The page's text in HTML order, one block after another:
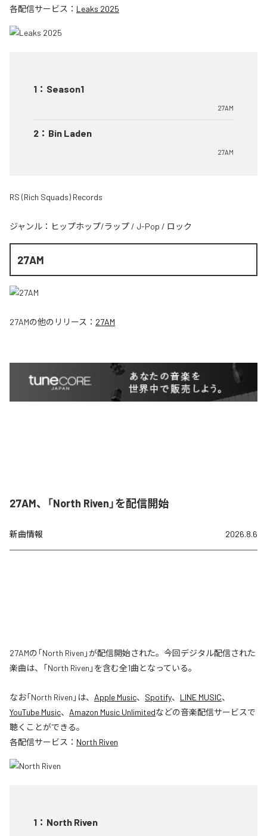
各配信サービス： Leaks 2025
1 ： Season1
27AM
2 ： Bin Laden
27AM
RS (Rich Squads) Records
ジャンル： ヒップホップ/ラップ / J-Pop / ロック
27AM
27AMの他のリリース： 27AM
27AM、「North Riven」を配信開始
新曲情報 2026.8.6
27AMの「North Riven」が配信開始された。今回デジタル配信された
楽曲は、「North Riven」を含む全1曲となっている。
なお「North Riven 」は、 Apple Music、 Spotify、 LINE MUSIC、
YouTube Music、 Amazon Music Unlimitedなどの音楽配信サービスで
聴くことができる。
各配信サービス： North Riven
1 ： North Riven